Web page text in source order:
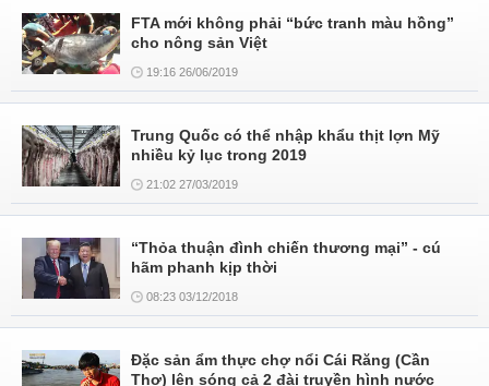
FTA mới không phải “bức tranh màu hồng”
cho nông sản Việt
19:16 26/06/2019
Trung Quốc có thể nhập khẩu thịt lợn Mỹ
nhiều kỷ lục trong 2019
21:02 27/03/2019
“Thỏa thuận đình chiến thương mại” - cú
hãm phanh kịp thời
08:23 03/12/2018
Đặc sản ẩm thực chợ nổi Cái Răng (Cần
Thơ) lên sóng cả 2 đài truyền hình nước